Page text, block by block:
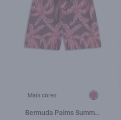
Mais cores:
Bermuda Palms Summer